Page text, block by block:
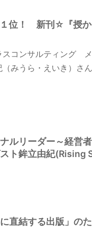
位！ 新刊☆『授か
スコンサルティング
みうら・えいき）さ
ルリーダー～経営
ト鉾立由紀(Rising
直結する出版」の